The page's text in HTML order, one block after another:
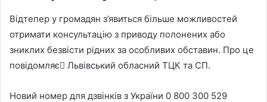
Відтепер у громадян з’явиться більше можливостей
отримати консультацію з приводу полонених або
зниклих безвісти рідних за особливих обставин. Про це
повідомляє Львівський обласний ТЦК та СП.
Новий номер для дзвінків з України 0 800 300 529